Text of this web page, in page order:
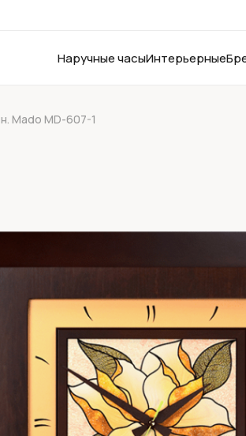
Наручные часыИнтерьерные
н. Mado MD-607-1